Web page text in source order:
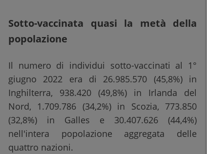
Sotto-vaccinata quasi la metà della
popolazione
Il numero di individui sotto-vaccinati al 1°
giugno 2022 era di 26.985.570 (45,8%) in
Inghilterra, 938.420 (49,8%) in Irlanda del
Nord, 1.709.786 (34,2%) in Scozia, 773.850
(32,8%) in Galles e 30.407.626 (44,4%)
nell'intera popolazione aggregata delle
quattro nazioni.